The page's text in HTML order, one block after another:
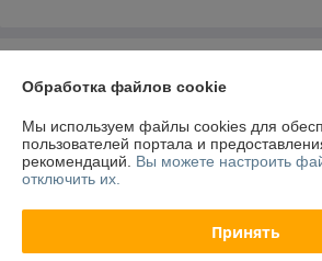
Доставка и оплата
Обработка файлов cookie
Мы используем файлы cookies для
пользователей портала и
рекомендаций. Вы можете настроить
отключить их.
Принять